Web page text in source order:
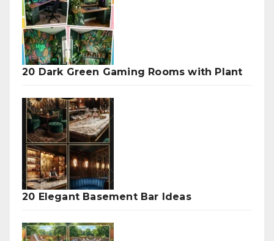
20 Dark Green Gaming Rooms with Plant
20 Elegant Basement Bar Ideas